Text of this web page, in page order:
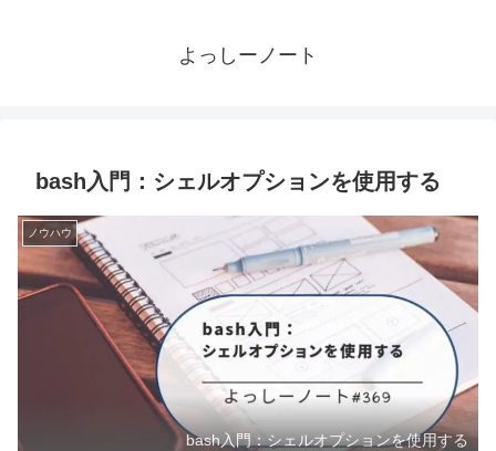
よっしーノート
bash入門：シェルオプションを使用する
ノウハウ
bash入門：シェルオプションを使用する